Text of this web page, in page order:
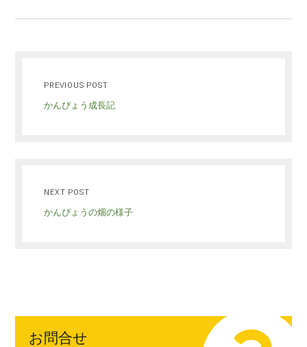
PREVIOUS POST
かんぴょう成長記
NEXT POST
かんぴょうの畑の様子
お問合せ